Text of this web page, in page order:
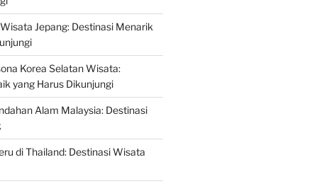
Jepang: Destinasi Menarik
Korea Selatan Wisata:
yang Harus Dikunjungi
Alam Malaysia: Destinasi
di Thailand: Destinasi Wisata